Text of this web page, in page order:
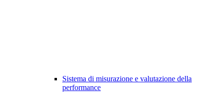
Sistema di misurazione e valutazione della
performance